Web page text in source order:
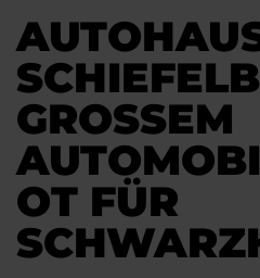
GROSSEM A
T FÜR S